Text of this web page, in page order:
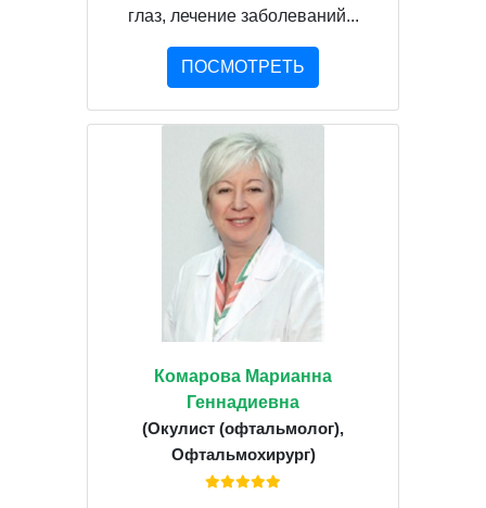
глаз, лечение заболеваний...
ПОСМОТРЕТЬ
Комарова Марианна
Геннадиевна
(Окулист (офтальмолог),
Офтальмохирург)